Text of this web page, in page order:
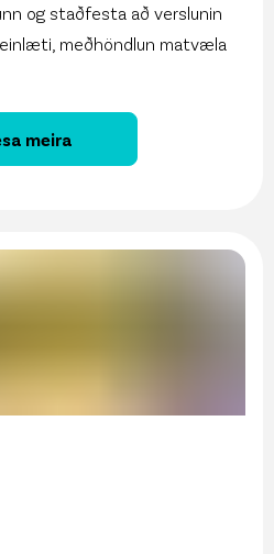
og staðfesta að verslunin
meðhöndlun matvæla
meira